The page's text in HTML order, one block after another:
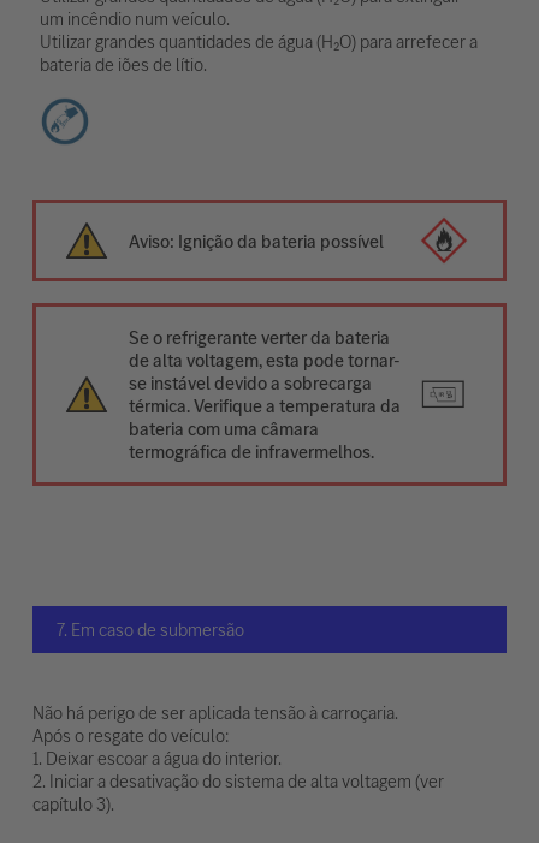
um incêndio num veículo.
Utilizar grandes quantidades de água (H₂O) para arrefecer a
bateria de iões de lítio.
Aviso: Ignição da bateria possível
Se o refrigerante verter da bateria
de alta voltagem, esta pode tornar-
se instável devido a sobrecarga
térmica. Verifique a temperatura da
bateria com uma câmara
termográfica de infravermelhos.
7. Em caso de submersão
Não há perigo de ser aplicada tensão à carroçaria.
Após o resgate do veículo:
1. Deixar escoar a água do interior.
2. Iniciar a desativação do sistema de alta voltagem (ver
capítulo 3).